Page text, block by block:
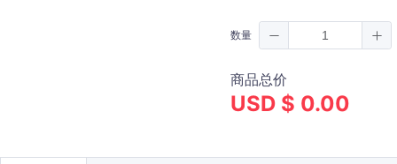
数量
商品总价
USD $ 0.00